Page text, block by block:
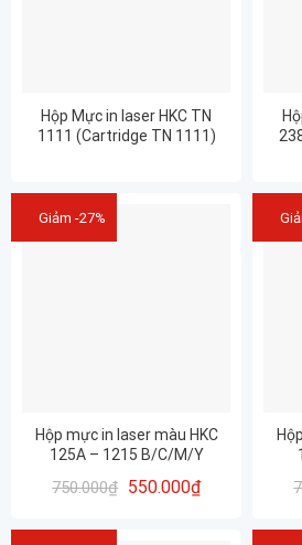
Hộp Mực in laser HKC TN
1111 (Cartridge TN 1111)
Giảm -27%
Hộp mực in laser màu HKC
125A – 1215 B/C/M/Y
543)
750.000₫ 550.000₫